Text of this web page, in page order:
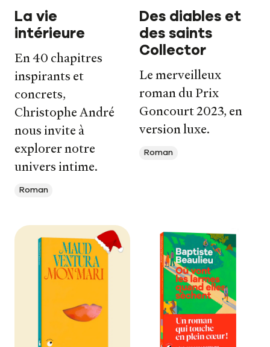
La vie
intérieure
En 40 chapitres
inspirants et
concrets,
Christophe André
nous invite à
explorer notre
univers intime.
Roman
Des diables et
des saints
Collector
Le merveilleux
roman du Prix
Goncourt 2023, en
version luxe.
Roman